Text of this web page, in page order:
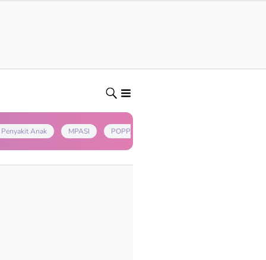
Penyakit Anak MPASI POPPAPA